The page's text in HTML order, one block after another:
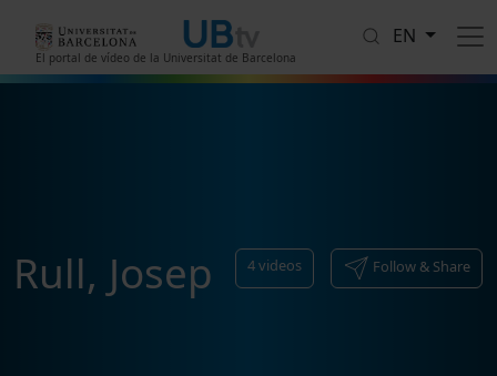
El portal de vídeo de la Universitat de Barcelona
EN
Rull, Josep 4videos Follow & Share